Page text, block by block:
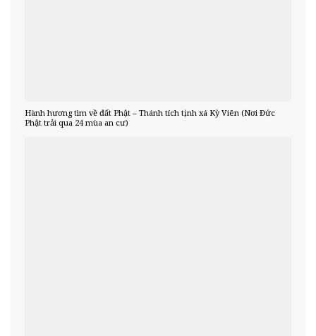
Hành hương tìm về đất Phật – Thánh tích tịnh xá Kỳ Viên (Nơi Đức
Phật trải qua 24 mùa an cư)